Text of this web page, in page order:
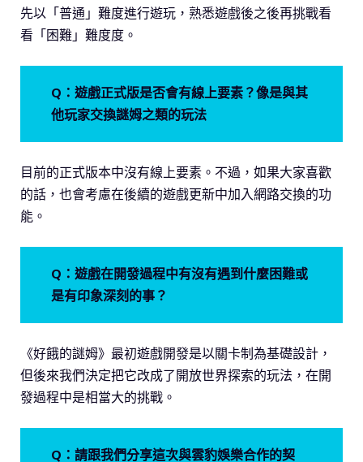
先以「普通」難度進行遊玩，熟悉遊戲後之後再挑戰看
看「困難」難度度。
Q：遊戲正式版是否會有線上要素？像是與其
他玩家交換謎姆之類的玩法
目前的正式版本中沒有線上要素。不過，如果大家喜歡
的話，也會考慮在後續的遊戲更新中加入網路交換的功
能。
Q：遊戲在開發過程中有沒有遇到什麼困難或
是有印象深刻的事？
《好餓的謎姆》最初遊戲開發是以關卡制為基礎設計，
但後來我們決定把它改成了開放世界探索的玩法，在開
發過程中是相當大的挑戰。
Q：請跟我們分享這次與雲豹娛樂合作的契